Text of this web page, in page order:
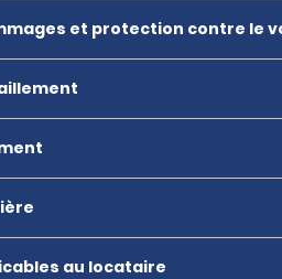
et protection contre le
au locataire